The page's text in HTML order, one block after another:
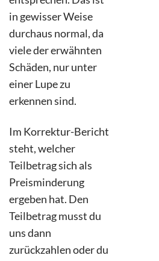
in gewisser Weise
durchaus normal, da
viele der erwähnten
Schäden, nur unter
einer Lupe zu
erkennen sind.
Im Korrektur-Bericht
steht, welcher
Teilbetrag sich als
Preisminderung
ergeben hat. Den
Teilbetrag musst du
uns dann
zurückzahlen oder du